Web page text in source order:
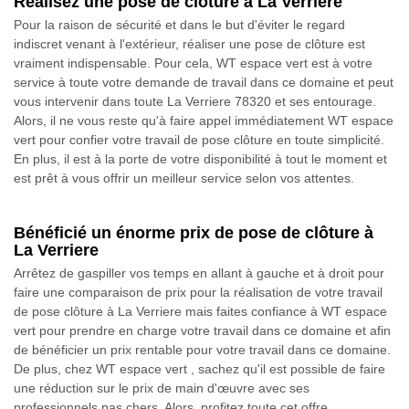
Pour la raison de sécurité et dans le but d'éviter le regard
indiscret venant à l'extérieur, réaliser une pose de clôture est
vraiment indispensable. Pour cela, WT espace vert est à votre
service à toute votre demande de travail dans ce domaine et peut
vous intervenir dans toute La Verriere 78320 et ses entourage.
Alors, il ne vous reste qu'à faire appel immédiatement WT espace
vert pour confier votre travail de pose clôture en toute simplicité.
En plus, il est à la porte de votre disponibilité à tout le moment et
est prêt à vous offrir un meilleur service selon vos attentes.
Bénéficié un énorme prix de pose de clôture à
La Verriere
Arrêtez de gaspiller vos temps en allant à gauche et à droit pour
faire une comparaison de prix pour la réalisation de votre travail
de pose clôture à La Verriere mais faites confiance à WT espace
vert pour prendre en charge votre travail dans ce domaine et afin
de bénéficier un prix rentable pour votre travail dans ce domaine.
De plus, chez WT espace vert , sachez qu'il est possible de faire
une réduction sur le prix de main d'œuvre avec ses